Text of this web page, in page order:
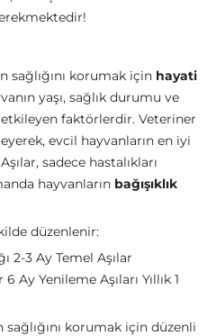
sağlığını korumak için hayati
yaşı, sağlık durumu ve
etkileyen faktörlerdir. Veteriner
evcil hayvanların en iyi
sadece hastalıkları
hayvanların bağışıklık
düzenlenir:
2-3 Ay Temel Aşılar
Ay Yenileme Aşıları Yıllık 1
korumak için düzenli